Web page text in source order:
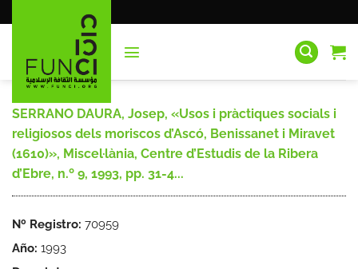
al
SERRANO DAURA, Josep, «Usos i pràctiques socials i
religiosos dels moriscos d’Ascó, Benissanet i Miravet
(1610)», Miscel·lània, Centre d’Estudis de la Ribera
d’Ebre, n.º 9, 1993, pp. 31-4...
Nº Registro: 70959
Año: 1993